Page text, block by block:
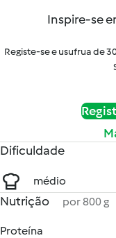
Inspire-se
Registe-se e usufrua de
Dificuldade
médio
Nutrição por 800 g
Proteína